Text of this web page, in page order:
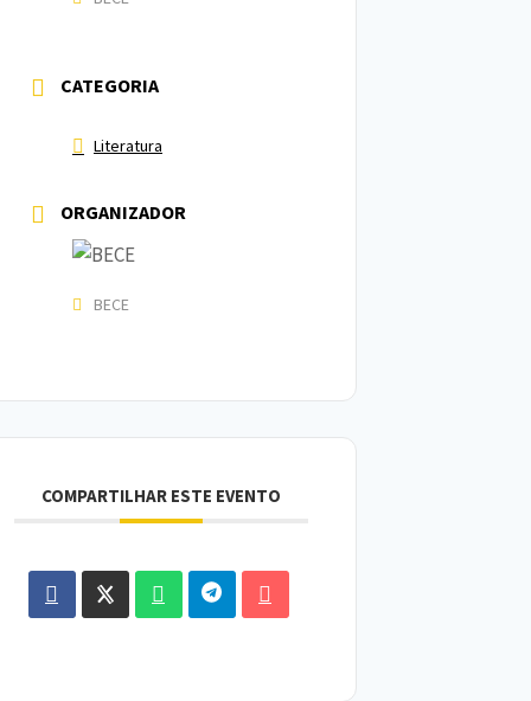
CATEGORIA
Literatura
ORGANIZADOR
BECE
COMPARTILHAR ESTE EVENTO